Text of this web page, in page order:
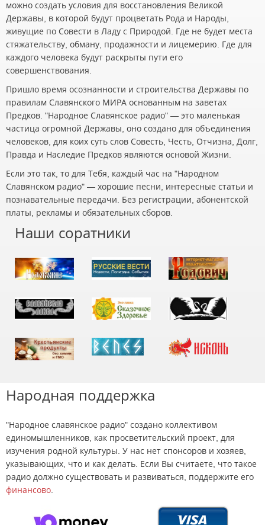
можно создать условия для восстановления Великой
Державы, в которой будут процветать Рода и Народы,
живущие по Совести в Ладу с Природой. Где не будет места
стяжательству, обману, продажности и лицемерию. Где для
каждого человека будут раскрыты пути его
совершенствования.
Пришло время осознанности и строительства Державы по
правилам Славянского МИРА основанным на заветах
Предков. "Народное Славянское радио" — это маленькая
частица огромной Державы, оно создано для объединения
человеков, для коих суть слов Совесть, Честь, Отчизна, Долг,
Правда и Наследие Предков являются основой Жизни.
Если это так, то для Тебя, каждый час на "Народном
Славянском радио" — хорошие песни, интересные статьи и
познавательные передачи. Без регистрации, абонентской
платы, рекламы и обязательных сборов.
Наши соратники
Народная поддержка
"Народное славянское радио" создано коллективом
единомышленников, как просветительский проект, для
изучения родной культуры. У нас нет спонсоров и хозяев,
указывающих, что и как делать. Если Вы считаете, что такое
радио должно существовать и развиваться, поддержите его
финансово